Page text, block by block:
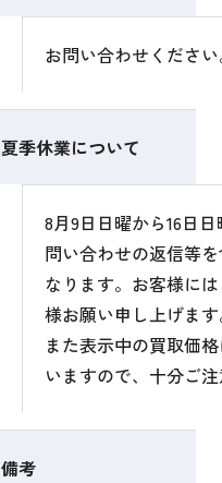
お問い合わせください
夏季休業について
8月9日日曜から16日
問い合わせの返信等
なります。お客様に
様お願い申し上げま
また表示中の買取価
いますので、十分ご
備考